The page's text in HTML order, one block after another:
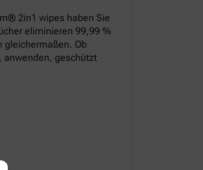
2in1 wipes haben Sie
eliminieren 99,99 %
gleichermaßen. Ob
anwenden, geschützt